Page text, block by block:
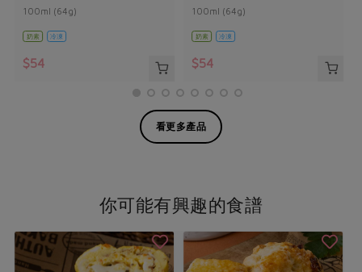
100ml (64g)
奶素 冷凍
$54
100ml (64g)
奶素 冷凍
$54
看更多產品
你可能有興趣的食譜